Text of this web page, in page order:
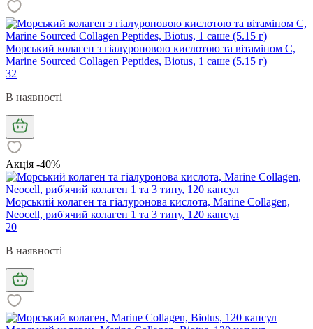
Морський колаген з гіалуроновою кислотою та вітаміном С,
Marine Sourced Collagen Peptidеs, Biotus, 1 саше (5.15 г)
32
В наявності
Акція -40%
Морський колаген та гіалуронова кислота, Marine Collagen,
Neocell, риб'ячий колаген 1 та 3 типу, 120 капсул
20
В наявності